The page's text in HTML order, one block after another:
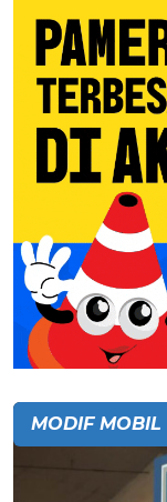
MODIF MOBIL